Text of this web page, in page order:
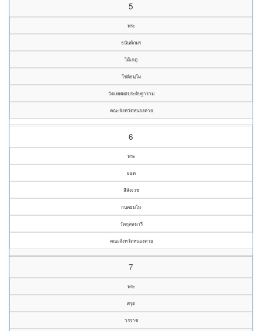
5
พระ
ธนันท์ภมร
ไม้เกตุ
โชติธมฺโม
วัดเทพพลประดิษฐาราม
คณะจังหวัดหนองคาย
6
พระ
ยอด
สีสังเวช
กนฺตธมโม
วัดกุศลนารี
คณะจังหวัดหนองคาย
7
พระ
ศรุต
วรราช